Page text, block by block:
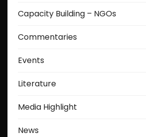
Capacity Building – NGOs
Commentaries
Events
Literature
Media Highlight
News